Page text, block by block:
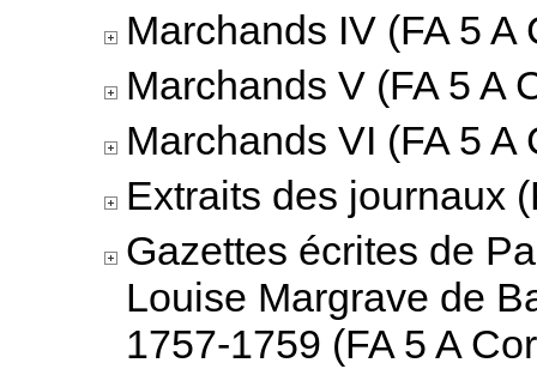
Marchands IV (FA 5 A
Marchands V (FA 5 A
Marchands VI (FA 5 A
Extraits des journaux
Gazettes écrites de
Louise Margrave de
1757-1759 (FA 5 A